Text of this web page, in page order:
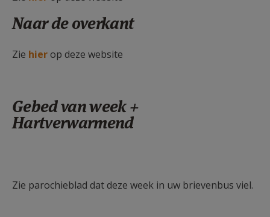
Naar de overkant
Zie hierop deze website
Gebed van week +
Hartverwarmend
Zie parochieblad dat deze week in uw brievenbus viel.